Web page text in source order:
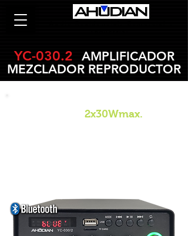
YC-030.2
AMPLIFICADOR
MEZCLADOR REPRODUCTOR
2x30Wmax.